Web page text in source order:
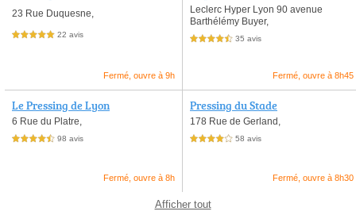
23 Rue Duquesne,
5,0 étoiles sur 5 22 avis
Fermé, ouvre à 9h
Leclerc Hyper Lyon 90 avenue
Barthélémy Buyer,
4,5 étoiles sur 5 35 avis
Fermé, ouvre à 8h45
Le Pressing de Lyon
6 Rue du Platre,
4,5 étoiles sur 5 98 avis
Fermé, ouvre à 8h
Pressing du Stade
178 Rue de Gerland,
4,0 étoiles sur 5 58 avis
Fermé, ouvre à 8h30
Afficher tout